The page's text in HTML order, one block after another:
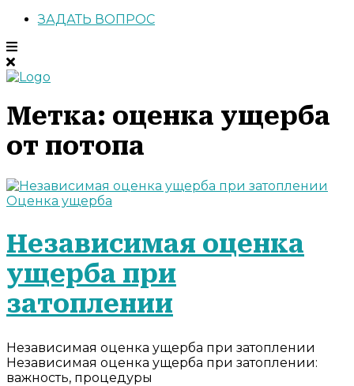
ЗАДАТЬ ВОПРОС
Метка: оценка ущерба
от потопа
Оценка ущерба
Независимая оценка
ущерба при
затоплении
Независимая оценка ущерба при затоплении
Независимая оценка ущерба при затоплении:
важность, процедуры